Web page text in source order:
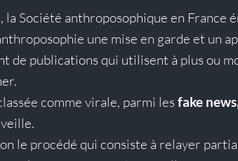
la Société anthroposophique en France
une mise en garde et un
de publications qui utilisent à plus ou
comme virale, parmi les fake
.
le procédé qui consiste à relayer